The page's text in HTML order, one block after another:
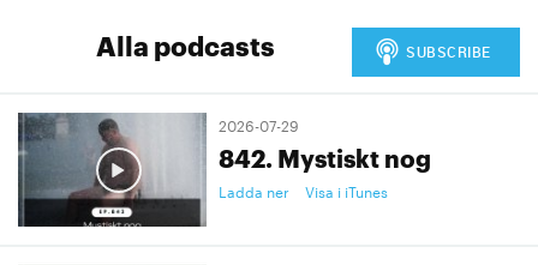
Alla podcasts
2026-07-29
842. Mystiskt nog
Ladda ner Visa i iTunes